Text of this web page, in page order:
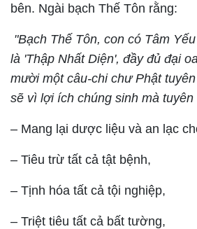
bên. Ngài bạch Thế Tôn rằng:
"Bạch Thế Tôn, con có Tâm
là 'Thập Nhất Diện', đầy đủ đại
mười một câu-chi chư Phật
sẽ vì lợi ích chúng sinh mà tuyên
– Mang lại dược liệu và an lạc
– Tiêu trừ tất cả tật bệnh,
– Tịnh hóa tất cả tội nghiệp,
– Triệt tiêu tất cả bất tường,